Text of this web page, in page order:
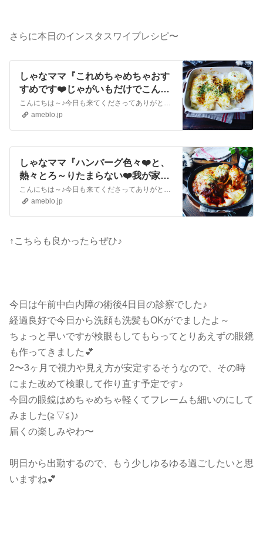
さらに本日のインスタスワイプレシピ〜
しゃなママ『これめちゃめちゃおす
すめです❤️じゃがいもだけでこんな
にも♪熱々とろ～りポテトグラタン
❤️』
こんにちは～♪今日も来てくださってありがとうございます。いつも沢山のコメントやメッセージ、クリップやリブログもほんとに嬉しいです♪全部にお返事できなくて申し訳…
ameblo.jp
しゃなママ『ハンバーグ色々❤️と、
熱々とろ～りたまらない❤️我が家自
慢のハンバーググラタン❤️』
こんにちは～♪今日も来てくださってありがとうございます❤️いつも沢山のコメントやメッセージ、クリップやリブログもほんとに嬉しいです♪全部にお返事できなくて申し…
ameblo.jp
↑こちらも良かったらぜひ♪
今日は午前中白内障の術後4日目の診察でした♪
経過良好で今日から洗顔も洗髪もOKがでましたよ～
ちょっと早いですが検眼もしてもらってとりあえずの眼鏡
も作ってきました💕
2〜3ヶ月で視力や見え方が安定するそうなので、その時
にまた改めて検眼して作り直す予定です♪
今回の眼鏡はめちゃめちゃ軽くてフレームも細いのにして
みました(⁠≧⁠▽⁠≦⁠)♪
届くの楽しみやわ〜
明日から出勤するので、もう少しゆるゆる過ごしたいと思
いますね💕